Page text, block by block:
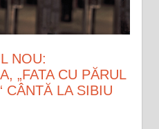
NOU:
„FATA CU PĂRUL
CÂNTĂ LA SIBIU